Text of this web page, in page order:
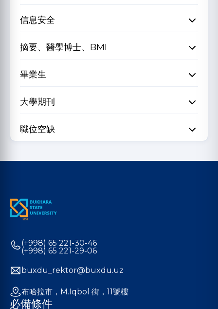
信息安全
摘要、醫學博士、BMI
畢業生
大學期刊
職位空缺
(+998) 65 221-30-46
(+998) 65 221-29-06
buxdu_rektor@buxdu.uz
布哈拉市，M.Iqbol 街，11號樓
必備條件